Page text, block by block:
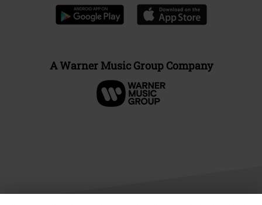
A Warner Music Group Company